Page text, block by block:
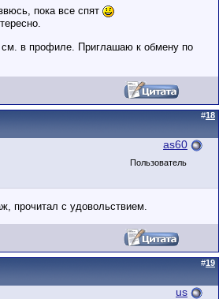
пока все спят
в профиле. Приглашаю к обмену по
#18
as60
Пользователь
прочитал с удовольствием.
#19
us